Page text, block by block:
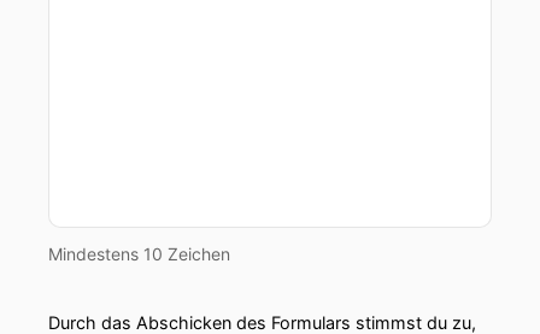
Mindestens 10 Zeichen
Durch das Abschicken des Formulars stimmst du zu,